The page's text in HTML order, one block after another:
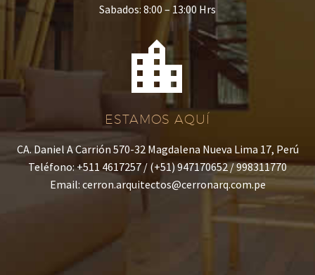
Sabados: 8:00 – 13:00 Hrs


ESTAMOS AQUÍ
CA. Daniel A Carrión 570-32 Magdalena Nueva Lima 17, Perú
Teléfono: +511 4617257 / (+51) 947170652 / 998311770
Email: cerron.arquitectos@cerronarq.com.pe